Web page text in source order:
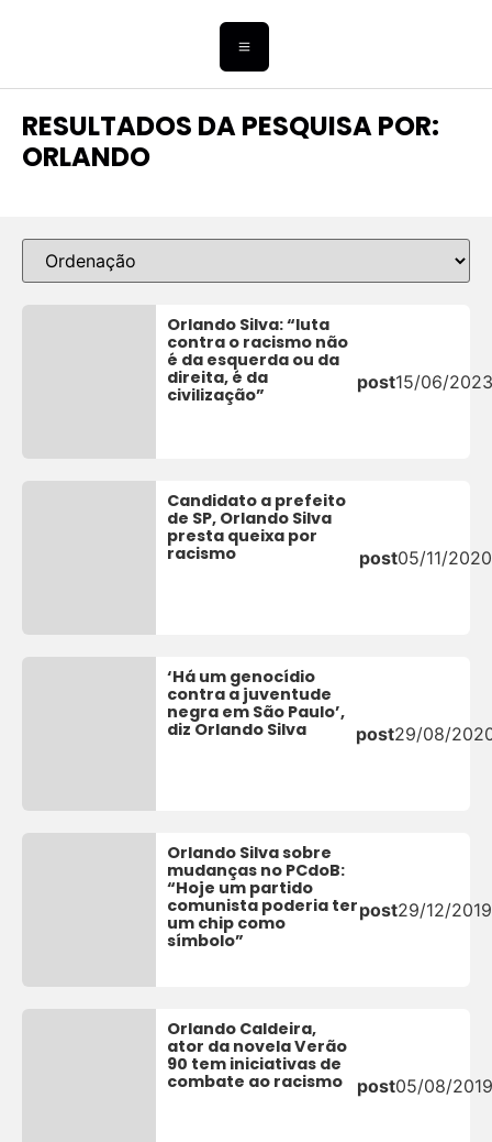
RESULTADOS DA PESQUISA POR:
ORLANDO
Orlando Silva: “luta
contra o racismo não
é da esquerda ou da
direita, é da
civilização”
post15/06/
Candidato a prefeito
de SP, Orlando Silva
presta queixa por
racismo
post05/11/2020
‘Há um genocídio
contra a juventude
negra em São Paulo’,
diz Orlando Silva
post29/08/
Orlando Silva sobre
mudanças no PCdoB:
“Hoje um partido
comunista poderia ter
um chip como
símbolo”
post29/12/2019
Orlando Caldeira,
ator da novela Verão
90 tem iniciativas de
combate ao racismo
post05/08/